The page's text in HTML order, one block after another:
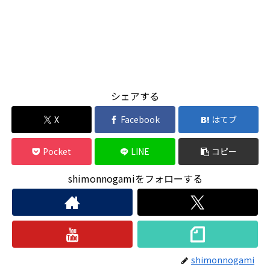
シェアする
X Facebook はてブ
Pocket LINE コピー
shimonnogamiをフォローする
shimonnogami